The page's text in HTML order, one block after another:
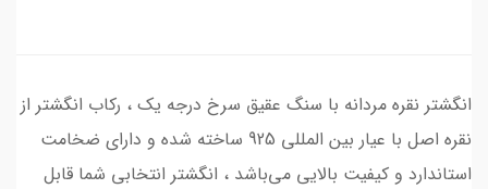
انگشتر نقره مردانه با سنگ عقیق سرخ درجه یک ، رکاب انگشتر از
نقره اصل با عیار بین المللی 925 ساخته شده و دارای ضخامت
استاندارد و کیفیت بالایی می‌باشد ، انگشتر انتخابی شما قابل